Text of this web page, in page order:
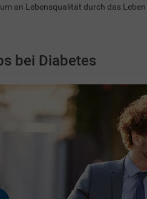
an Lebensqualität durch das Leben
bei Diabetes